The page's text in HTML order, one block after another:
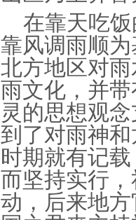
在靠天吃
靠风调雨顺
北方地区对
雨文化，并
灵的思想观
到了对雨神
时期就有记
而坚持实行
动，后来地